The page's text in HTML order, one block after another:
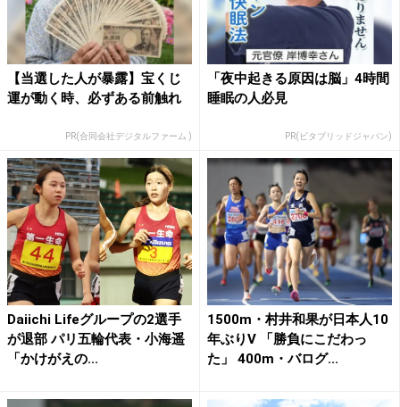
【当選した人が暴露】宝くじ
運が動く時、必ずある前触れ
PR(合同会社デジタルファーム )
「夜中起きる原因は脳」4時間
睡眠の人必見
PR(ビタブリッドジャパン)
Daiichi Lifeグループの2選手
が退部 パリ五輪代表・小海遥
「かけがえの...
1500m・村井和果が日本人10
年ぶりV 「勝負にこだわっ
た」 400m・バログ...